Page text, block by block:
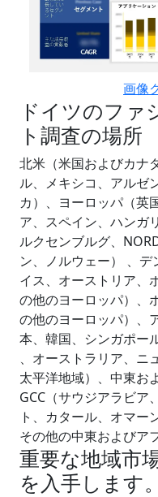
画像
ドイツのファ
ト調査の場所
北米（米国およびカナ
ル、メキシコ、アルゼ
カ）、ヨーロッパ（英
ア、スペイン、ハンガ
ルクセンブルグ、
ン、ノルウェー） 、
イス、オーストリア、
の他のヨーロッパ）、
の他のヨーロッパ）、
本、韓国、シンガポー
、オーストラリア、ニ
太平洋地域）、中東お
GCC（サウジアラビア
ト、カタール、オマー
その他の中東およびア
重要な地域市
を入手します。